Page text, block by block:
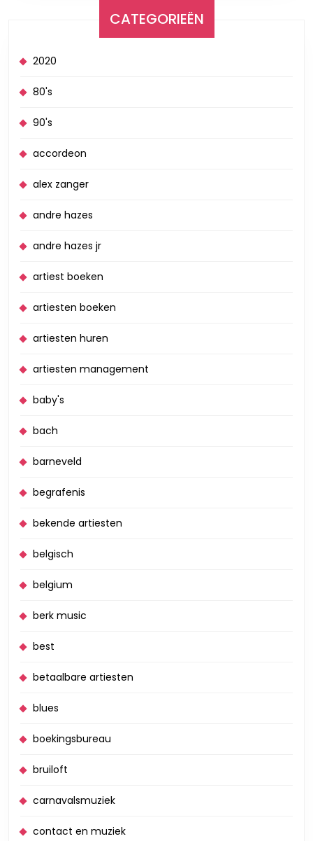
CATEGORIEËN
2020
80's
90's
accordeon
alex zanger
andre hazes
andre hazes jr
artiest boeken
artiesten boeken
artiesten huren
artiesten management
baby's
bach
barneveld
begrafenis
bekende artiesten
belgisch
belgium
berk music
best
betaalbare artiesten
blues
boekingsbureau
bruiloft
carnavalsmuziek
contact en muziek